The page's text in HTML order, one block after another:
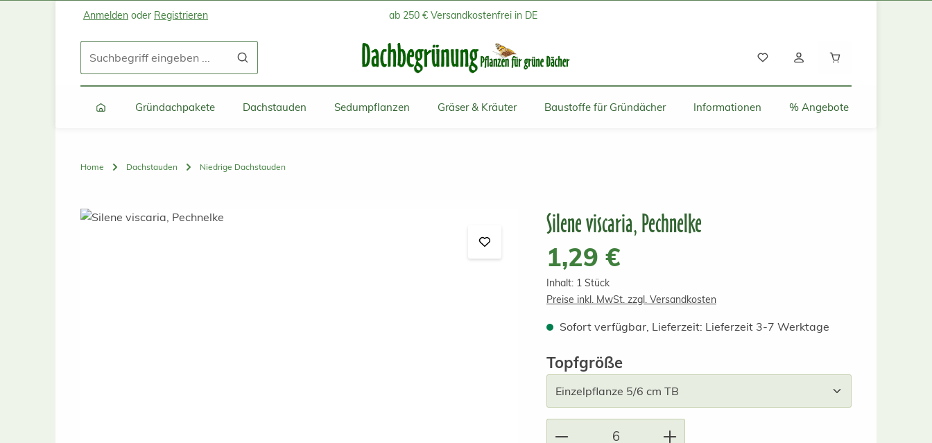
Zum Hauptinhalt springen
Zur Suche springen
Zur Hauptnavigation springen
Anmelden oder Registrieren ab 250 € Versandkostenfrei in DE
Gründachpakete Dachstauden Sedumpflanzen Gräser & Kräuter Baustoffe für Gründächer Informationen % Angebote
Home Dachstauden Niedrige Dachstauden
Bildergalerie überspringen Silene viscaria, Pechnelke
Regulärer Preis:
1,29 €
Inhalt: 1 Stück
Preise inkl. MwSt. zzgl. Versandkosten
Sofort verfügbar, Lieferzeit: Lieferzeit 3-7 Werktage
Topfgrößeauswählen
Produkt Anzahl: Gib den gewünschten Wert ein